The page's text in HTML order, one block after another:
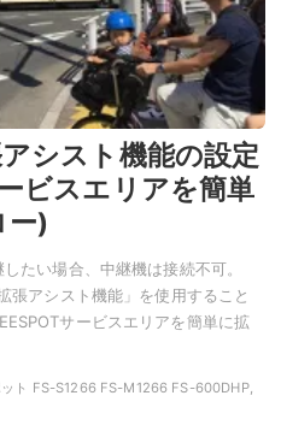
シスト機能の設定
ビスエリアを簡単
ー)
たい場合、中継機は接続不可。
張アシスト機能」を使用すること
サービスエリアを簡単に拡
ト FS-S1266 FS-M1266 FS-600DHP,